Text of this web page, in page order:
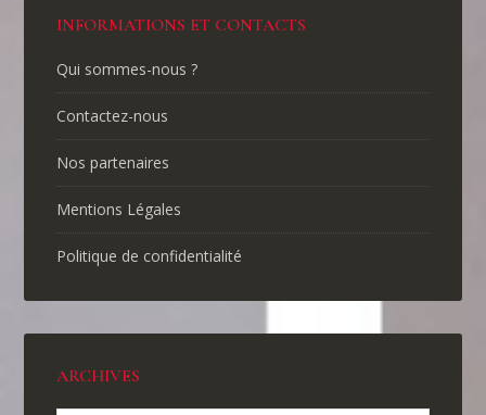
INFORMATIONS ET CONTACTS
Qui sommes-nous ?
Contactez-nous
Nos partenaires
Mentions Légales
Politique de confidentialité
ARCHIVES